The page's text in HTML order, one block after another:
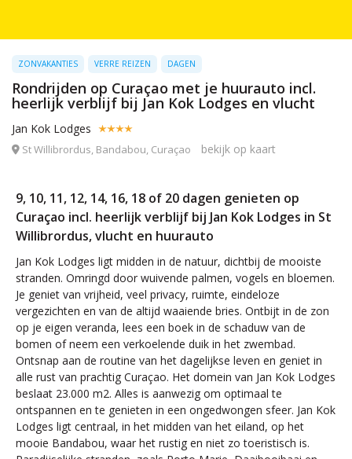
ZONVAKANTIES VERRE REIZEN DAGEN
Rondrijden op Curaçao met je huurauto incl.
heerlijk verblijf bij Jan Kok Lodges en vlucht
Jan Kok Lodges
St Willibrordus, Bandabou, Curaçao bekijk op kaart
9, 10, 11, 12, 14, 16, 18 of 20 dagen genieten op
Curaçao incl. heerlijk verblijf bij Jan Kok Lodges in St
Willibrordus, vlucht en huurauto
Jan Kok Lodges ligt midden in de natuur, dichtbij de mooiste
stranden. Omringd door wuivende palmen, vogels en bloemen.
Je geniet van vrijheid, veel privacy, ruimte, eindeloze
vergezichten en van de altijd waaiende bries. Ontbijt in de zon
op je eigen veranda, lees een boek in de schaduw van de
bomen of neem een verkoelende duik in het zwembad.
Ontsnap aan de routine van het dagelijkse leven en geniet in
alle rust van prachtig Curaçao. Het domein van Jan Kok Lodges
beslaat 23.000 m2. Alles is aanwezig om optimaal te
ontspannen en te genieten in een ongedwongen sfeer. Jan Kok
Lodges ligt centraal, in het midden van het eiland, op het
mooie Bandabou, waar het rustig en niet zo toeristisch is.